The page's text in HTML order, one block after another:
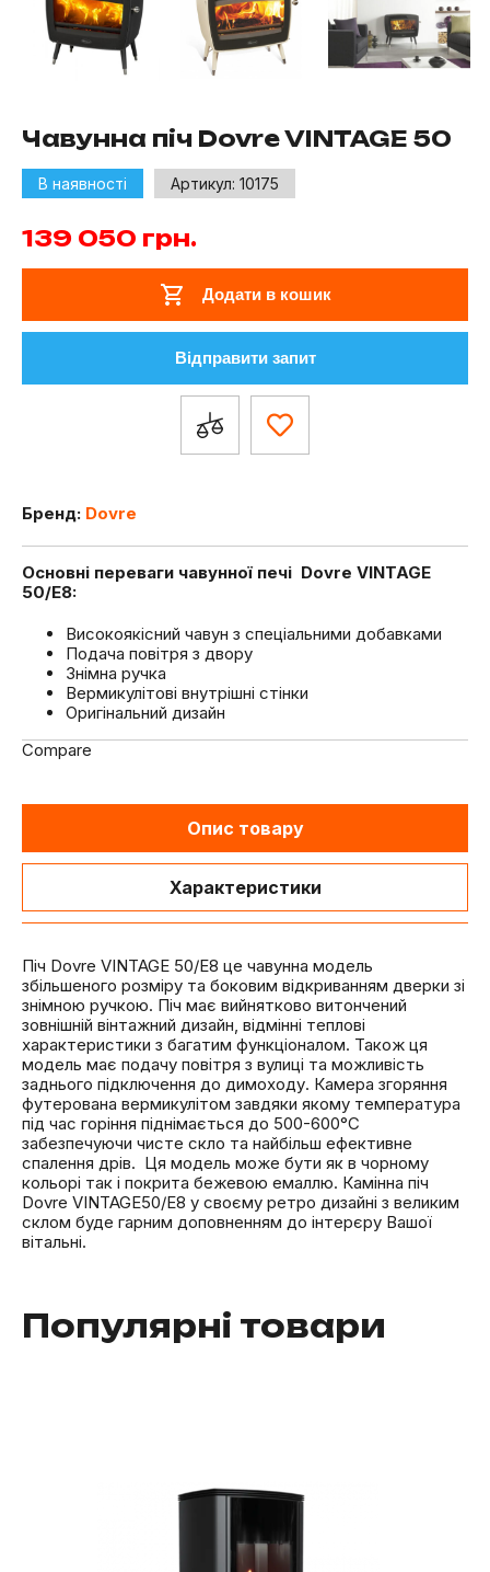
Чавунна піч Dovre VINTAGE 50
В наявності Артикул: 10175
139 050 грн.
Додати в кошик
Відправити запит
Бренд: Dovre
Основні переваги чавунної печі Dovre VINTAGE
50/E8:
Високоякісний чавун з спеціальними добавками
Подача повітря з двору
Знімна ручка
Вермикулітові внутрішні стінки
Оригінальний дизайн
Compare
Опис товару
Характеристики
Піч Dovre VINTAGE 50/E8 це чавунна модель
збільшеного розміру та боковим відкриванням дверки зі
знімною ручкою. Піч має вийнятково витончений
зовнішній вінтажний дизайн, відмінні теплові
характеристики з багатим функціоналом. Також ця
модель має подачу повітря з вулиці та можливість
заднього підключення до димоходу. Камера згоряння
футерована вермикулітом завдяки якому температура
під час горіння піднімається до 500-600°С
забезпечуючи чисте скло та найбільш ефективне
спалення дрів. Ця модель може бути як в чорному
кольорі так і покрита бежевою емаллю. Камінна піч
Dovre VINTAGE50/E8 у своєму ретро дизайні з великим
склом буде гарним доповненням до інтерєру Вашої
вітальні.
Популярні товари